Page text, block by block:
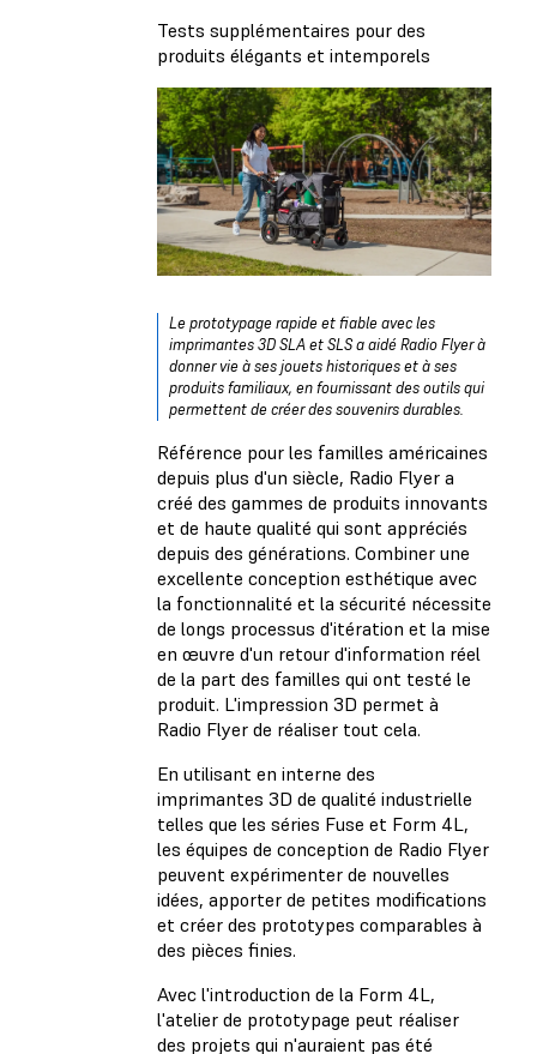
Tests supplémentaires pour des
produits élégants et intemporels
Le prototypage rapide et fiable avec les
imprimantes 3D SLA et SLS a aidé Radio Flyer à
donner vie à ses jouets historiques et à ses
produits familiaux, en fournissant des outils qui
permettent de créer des souvenirs durables.
Référence pour les familles américaines
depuis plus d'un siècle, Radio Flyer a
créé des gammes de produits innovants
et de haute qualité qui sont appréciés
depuis des générations. Combiner une
excellente conception esthétique avec
la fonctionnalité et la sécurité nécessite
de longs processus d'itération et la mise
en œuvre d'un retour d'information réel
de la part des familles qui ont testé le
produit. L'impression 3D permet à
Radio Flyer de réaliser tout cela.
En utilisant en interne des
imprimantes 3D de qualité industrielle
telles que les séries Fuse et Form 4L,
les équipes de conception de Radio Flyer
peuvent expérimenter de nouvelles
idées, apporter de petites modifications
et créer des prototypes comparables à
des pièces finies.
Avec l'introduction de la Form 4L,
l'atelier de prototypage peut réaliser
des projets qui n'auraient pas été